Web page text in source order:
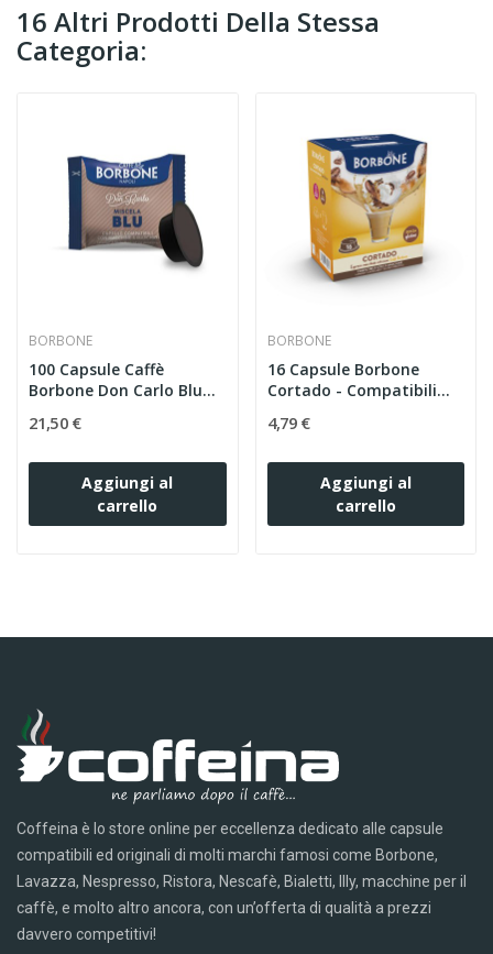
16 Altri Prodotti Della Stessa
Categoria:
BORBONE
100 Capsule Caffè
Borbone Don Carlo Blu
21,50 €
Aggiungi al
carrello
BORBONE
16 Capsule Borbone
Cortado - Compatibili...
4,79 €
Aggiungi al
carrello
Coffeina è lo store online per eccellenza dedicato alle capsule
compatibili ed originali di molti marchi famosi come Borbone,
Lavazza, Nespresso, Ristora, Nescafè, Bialetti, Illy, macchine per il
caffè, e molto altro ancora, con un’offerta di qualità a prezzi
davvero competitivi!